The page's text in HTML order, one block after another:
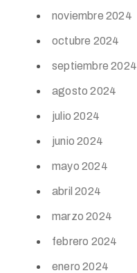
noviembre 2024
octubre 2024
septiembre 2024
agosto 2024
julio 2024
junio 2024
mayo 2024
abril 2024
marzo 2024
febrero 2024
enero 2024